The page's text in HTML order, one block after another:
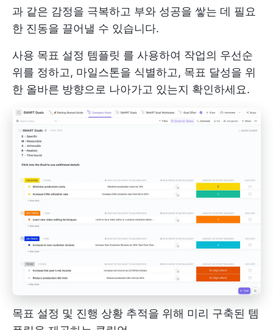
과 같은 감정을 극복하고 부와 성공을 쌓는 데 필요
한 진동을 끌어낼 수 있습니다.
사용 목표 설정 템플릿 를 사용하여 작업의 우선순
위를 정하고, 마일스톤을 식별하고, 목표 달성을 위
한 올바른 방향으로 나아가고 있는지 확인하세요.
목표 설정 및 진행 상황 추적을 위해 미리 구축된 템